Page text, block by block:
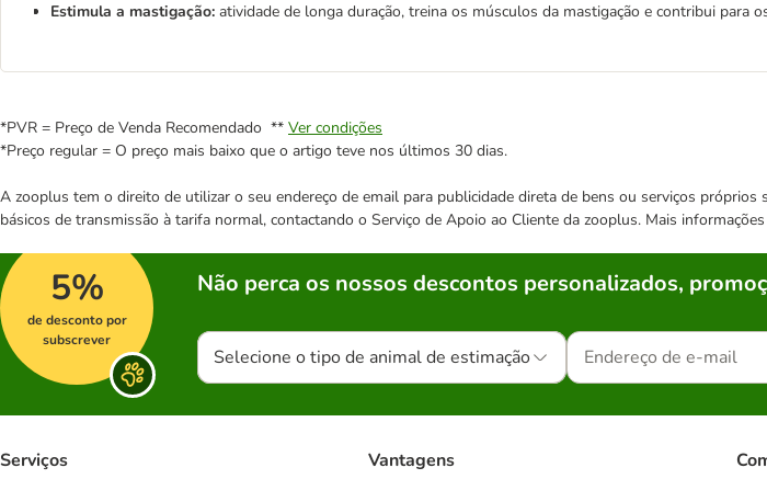
Estimula a mastigação: atividade de longa duração, treina os músculos da mastigação e contribui para
*PVR = Preço de Venda Recomendado ** Ver condições
*Preço regular = O preço mais baixo que o artigo teve nos últimos 30 dias.
A zooplus tem o direito de utilizar o seu endereço de email para publicidade direta de bens ou serviços
básicos de transmissão à tarifa normal, contactando o Serviço de Apoio ao Cliente da zooplus. Mais
5%
de desconto por
subscrever
Não perca os nossos descontos personalizados,
Selecione o tipo de animal de estimação
Serviços Vantagens